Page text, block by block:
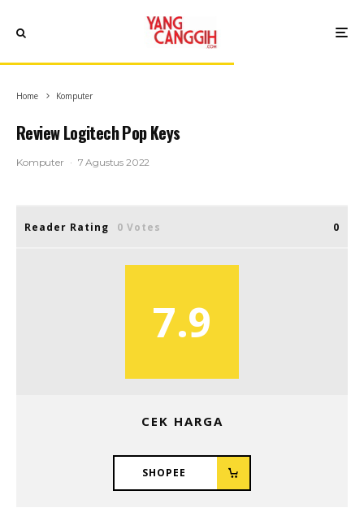
Home Komputer
Review Logitech Pop Keys
Komputer · 7 Agustus 2022
Reader Rating 0 Votes 0
7.9
CEK HARGA
SHOPEE